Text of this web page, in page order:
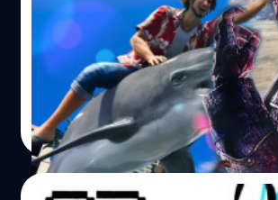
สวัสดีปีใหม่แล้ว ผองเกมเมอร์จงแคล้วป
แปลงเนื้อ ฮ่า ๆ) ขอต้อนรับภราดรภาพแ
2024 นี้กันนะ ปีที่แล้วเกมถูกใจใครไหมบ้
ได้ว่าจะต้องเป็นอีกหนึ่งการโคจรครบร
เยี่ยมของเรา ๆ แน่นอน ฉะนั้นแล้ว เราม
ใหม่ประจำเดือนมกราคม 2024" กันเลย
บ้าง!? War Hospital วันวางจำหน่าย: 18
2024แพลตฟอร์ม: PC, PlayStation 5,
คงจะเคยได้เห็นเกมสงครามที่นำเสนอ
วรายุทธ เชิดศรีชูเกียรติ| 945 days ago
Read More
29/11/2023